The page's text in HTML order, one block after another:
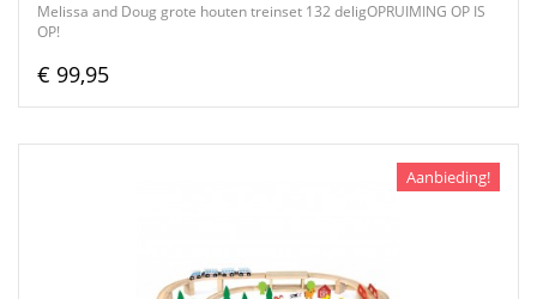
Melissa and Doug grote houten treinset 132 deligOPRUIMING OP IS
OP!
€ 99,95
Aanbieding!